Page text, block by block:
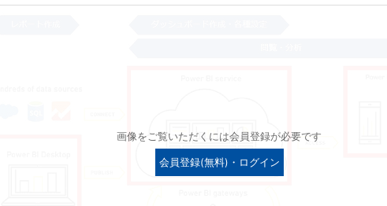
画像をご覧いただくには会員登録が必要です
会員登録(無料)・ログイン